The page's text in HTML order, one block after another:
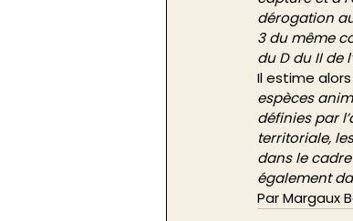
dérogation
3 du même
du D du II de
Il estime alors
espèces
définies par
territoriale,
dans le
également
Par Margaux